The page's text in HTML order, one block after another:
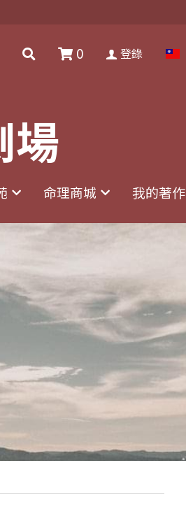
場
命理商城 我的著作
0 登錄
場
命理商城 我的著作
0 登錄